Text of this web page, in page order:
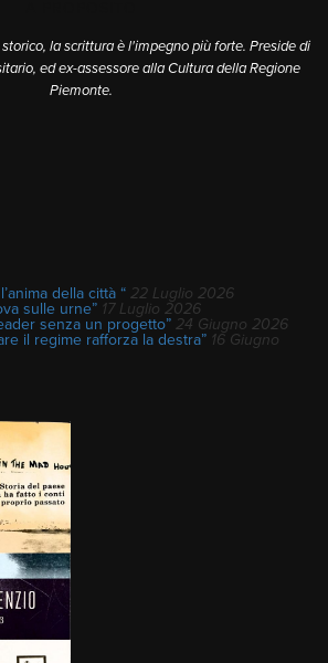
la scrittura è l'impegno più forte. Preside di
ed ex-assessore alla Cultura della Regione
Piemonte.
della città “ 22 Luglio 2026
sulle urne” 17 Luglio 2026
senza un progetto” 24 Giugno 2026
il regime rafforza la destra” 16 Giugno